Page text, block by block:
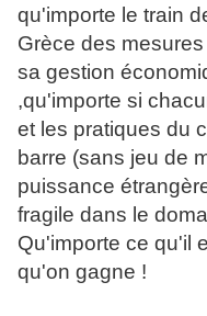
qu'importe le train
Grèce des
sa gestion
,qu'importe si
et les pratiques du
barre (sans jeu de
puissance
fragile dans le
Qu'importe ce qu'il
qu'on gagne !